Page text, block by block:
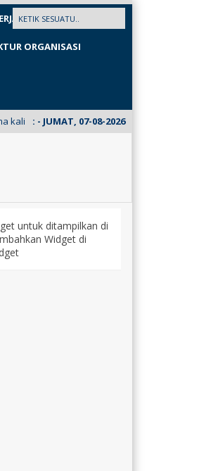
ORGANISASI
: - JUMAT, 07-08-2026
E-Mading dari kelas XII Busana.
untuk ditampilkan di
Widget di